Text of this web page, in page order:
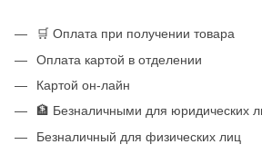
🛒 Оплата при получении товара
Оплата картой в отделении
Картой он-лайн
🏦 Безналичными для юридических
Безналичный для физических лиц